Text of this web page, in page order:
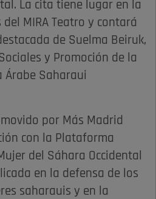
La cita tiene lugar en la
MIRA Teatro y contará
de Suelma Beiruk,
y Promoción de la
Árabe Saharaui
por Más Madrid
con la Plataforma
del Sáhara Occidental
en la defensa de los
saharauis y en la